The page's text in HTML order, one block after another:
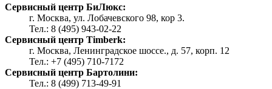
Сервисный центр БиЛюкс:
г. Москва, ул. Лобачевского 98, кор 3.
Тел.: 8 (495) 943-02-22
Сервисный центр Timberk:
г. Москва, Ленинградское шоссе., д. 57, корп. 12
Тел.: +7 (495) 710-7172
Сервисный центр Бартолини:
Тел.: 8 (499) 713-49-91